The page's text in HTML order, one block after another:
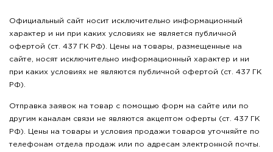
Официальный сайт носит исключительно информационный
характер и ни при каких условиях не является публичной
офертой (ст. 437 ГК РФ). Цены на товары, размещенные на
сайте, носят исключительно информационный характер и ни
при каких условиях не являются публичной офертой (ст. 437 ГК
РФ).
Отправка заявок на товар с помощью форм на сайте или по
другим каналам связи не являются акцептом оферты (ст. 437 ГК
РФ). Цены на товары и условия продажи товаров уточняйте по
телефонам отдела продаж или по адресам электронной почты.